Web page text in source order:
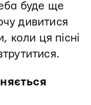
буде ще
дивитися
коли ця пісні